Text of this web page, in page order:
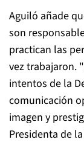
Aguiló añade
son
practican las
vez trabajaron.
intentos de la
comunicación
imagen y
Presidenta de